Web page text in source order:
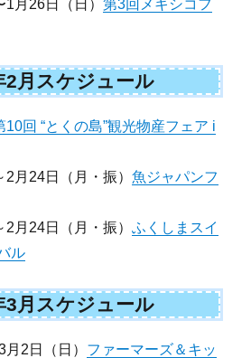
1月26日（日）第3回メキシコフ
2月スケジュール
10回 “とくの島”観光物産フェア i
2月24日（月・振）魚ジャパンフ
2月24日（月・振）ふくしまスイ
ル
3月スケジュール
2日（日） ファーマーズ＆キッ